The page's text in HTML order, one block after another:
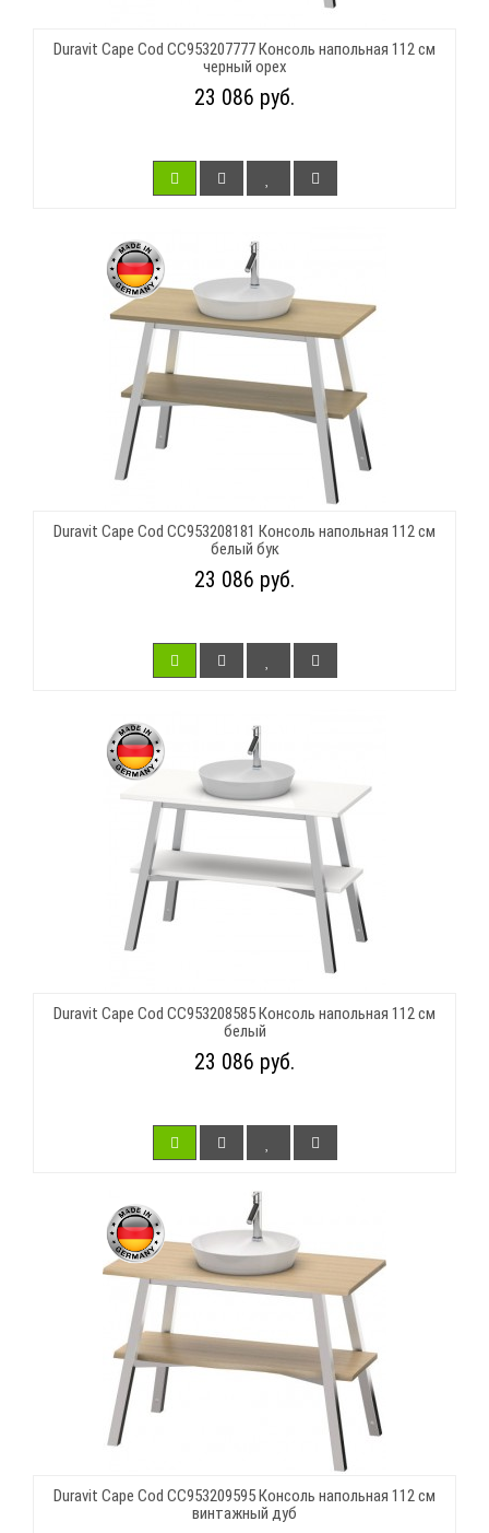
Duravit Cape Cod CC953207777 Консоль напольная 112 см
черный орех
23 086 руб.
Duravit Cape Cod CC953208181 Консоль напольная 112 см
белый бук
23 086 руб.
Duravit Cape Cod CC953208585 Консоль напольная 112 см
белый
23 086 руб.
Duravit Cape Cod CC953209595 Консоль напольная 112 см
винтажный дуб